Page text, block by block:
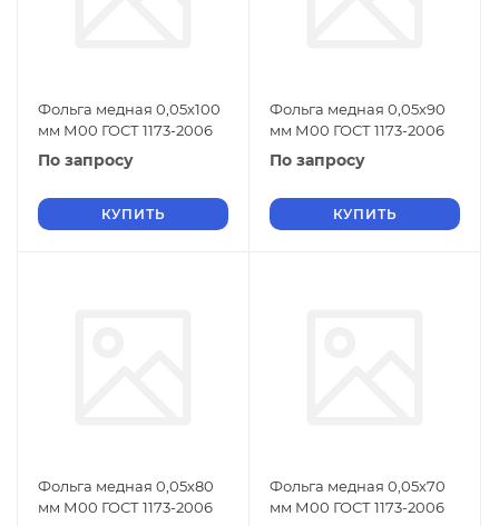
Фольга медная 0,05х100
мм М00 ГОСТ 1173-2006
По запросу
КУПИТЬ
Фольга медная 0,05х90
мм М00 ГОСТ 1173-2006
По запросу
КУПИТЬ
Фольга медная 0,05х80
мм М00 ГОСТ 1173-2006
Фольга медная 0,05х70
мм М00 ГОСТ 1173-2006